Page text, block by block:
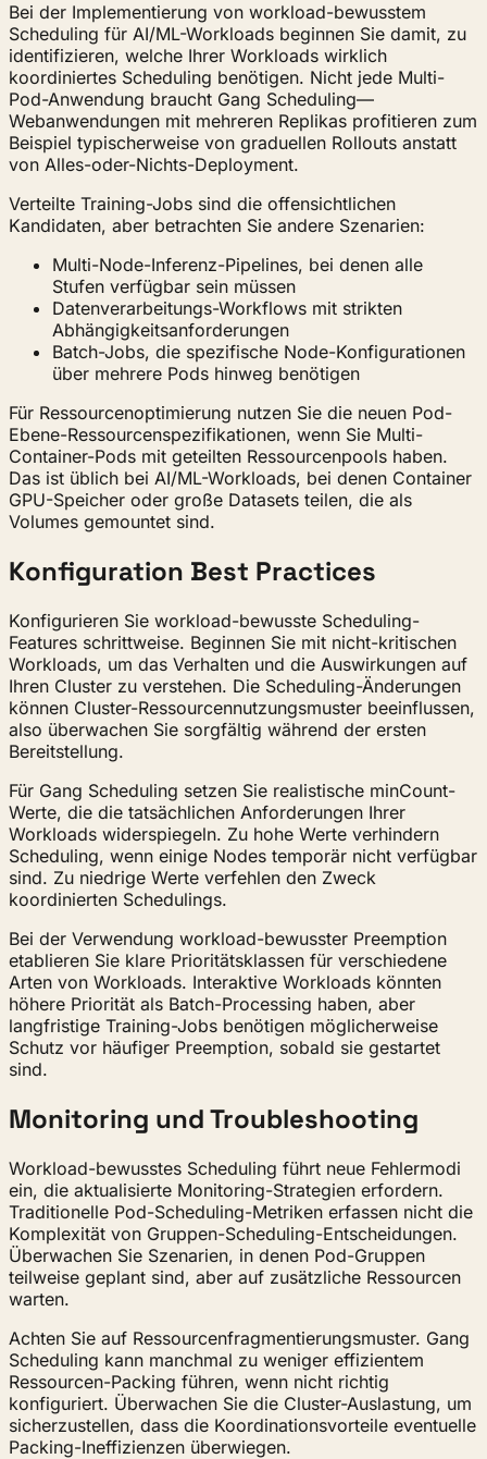
Bei der Implementierung von workload-bewusstem
Scheduling für AI/ML-Workloads beginnen Sie damit, zu
identifizieren, welche Ihrer Workloads wirklich
koordiniertes Scheduling benötigen. Nicht jede Multi-
Pod-Anwendung braucht Gang Scheduling—
Webanwendungen mit mehreren Replikas profitieren zum
Beispiel typischerweise von graduellen Rollouts anstatt
von Alles-oder-Nichts-Deployment.
Verteilte Training-Jobs sind die offensichtlichen
Kandidaten, aber betrachten Sie andere Szenarien:
Multi-Node-Inferenz-Pipelines, bei denen alle
Stufen verfügbar sein müssen
Datenverarbeitungs-Workflows mit strikten
Abhängigkeitsanforderungen
Batch-Jobs, die spezifische Node-Konfigurationen
über mehrere Pods hinweg benötigen
Für Ressourcenoptimierung nutzen Sie die neuen Pod-
Ebene-Ressourcenspezifikationen, wenn Sie Multi-
Container-Pods mit geteilten Ressourcenpools haben.
Das ist üblich bei AI/ML-Workloads, bei denen Container
GPU-Speicher oder große Datasets teilen, die als
Volumes gemountet sind.
Konfiguration Best Practices
Konfigurieren Sie workload-bewusste Scheduling-
Features schrittweise. Beginnen Sie mit nicht-kritischen
Workloads, um das Verhalten und die Auswirkungen auf
Ihren Cluster zu verstehen. Die Scheduling-Änderungen
können Cluster-Ressourcennutzungsmuster beeinflussen,
also überwachen Sie sorgfältig während der ersten
Bereitstellung.
Für Gang Scheduling setzen Sie realistische minCount-
Werte, die die tatsächlichen Anforderungen Ihrer
Workloads widerspiegeln. Zu hohe Werte verhindern
Scheduling, wenn einige Nodes temporär nicht verfügbar
sind. Zu niedrige Werte verfehlen den Zweck
koordinierten Schedulings.
Bei der Verwendung workload-bewusster Preemption
etablieren Sie klare Prioritätsklassen für verschiedene
Arten von Workloads. Interaktive Workloads könnten
höhere Priorität als Batch-Processing haben, aber
langfristige Training-Jobs benötigen möglicherweise
Schutz vor häufiger Preemption, sobald sie gestartet
sind.
Monitoring und Troubleshooting
Workload-bewusstes Scheduling führt neue Fehlermodi
ein, die aktualisierte Monitoring-Strategien erfordern.
Traditionelle Pod-Scheduling-Metriken erfassen nicht die
Komplexität von Gruppen-Scheduling-Entscheidungen.
Überwachen Sie Szenarien, in denen Pod-Gruppen
teilweise geplant sind, aber auf zusätzliche Ressourcen
warten.
Achten Sie auf Ressourcenfragmentierungsmuster. Gang
Scheduling kann manchmal zu weniger effizientem
Ressourcen-Packing führen, wenn nicht richtig
konfiguriert. Überwachen Sie die Cluster-Auslastung, um
sicherzustellen, dass die Koordinationsvorteile eventuelle
Packing-Ineffizienzen überwiegen.